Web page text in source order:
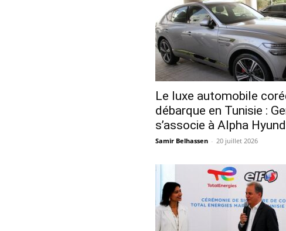
Le luxe automobile
débarque en Tunisie :
s’associe à Alpha
Samir Belhassen - 20 juillet 2026